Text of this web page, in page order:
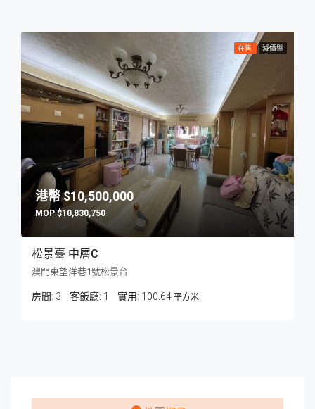
在售 減價盤
$10,500,000
$10,830,750
松景臺 中層C
澳門東望洋巷1號松景台
房間: 3 客飯廳: 1 100.64 平方米